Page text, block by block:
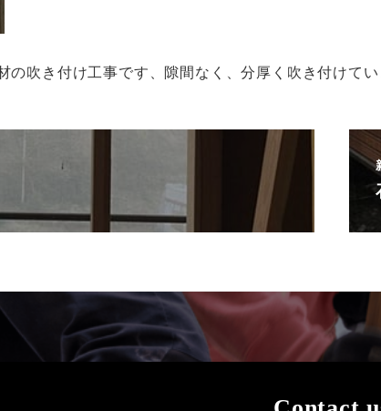
の吹き付け工事です、隙間なく、分厚く吹き付けて